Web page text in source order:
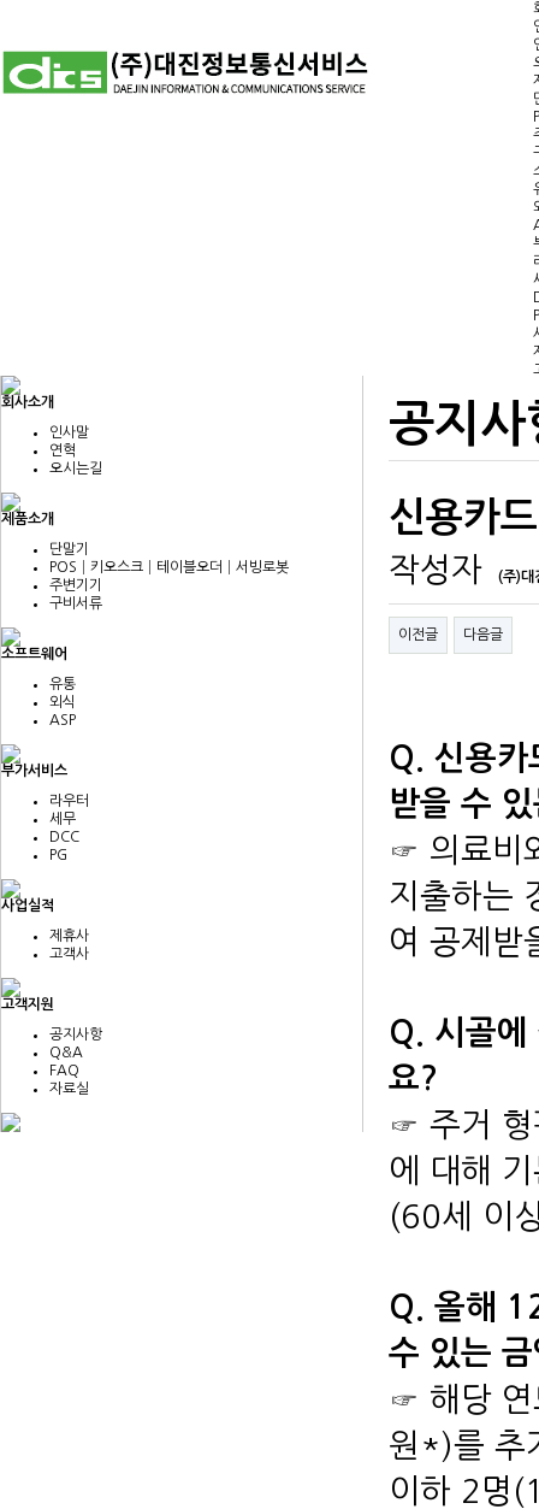
회사소개
인사말
연혁
오시는길
제품소개
단말기
POS│키오스크│테이블오더│서빙로봇
주변기기
구비서류
소프트웨어
유통
외식
ASP
부가서비스
라우터
세무
DCC
PG
사업실적
제휴사
고객사
고객지원
공지사항
Q&A
FAQ
자료실
공지사
신용카
작성자 (주)대
이전글 다음글
Q. 신용
받을 수
☞ 의료비
지출하는
여 공제받
Q. 시골에
요?
☞ 주거 형
에 대해
(60세 이
Q. 올해
수 있는
☞ 해당
원*)를 추
이하 2명